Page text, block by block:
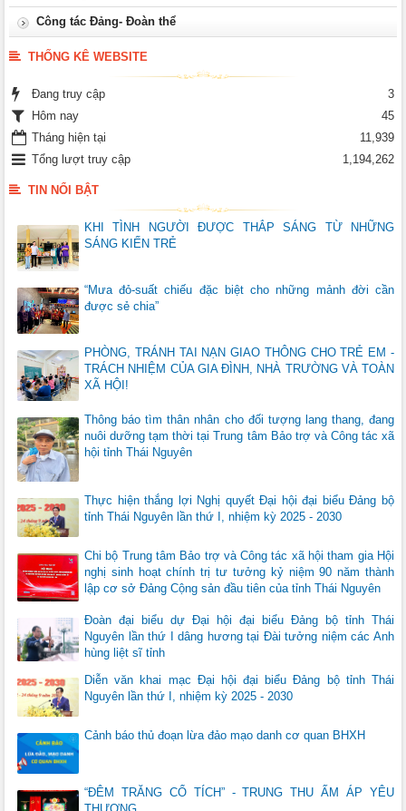
Công tác Đảng- Đoàn thể
THỐNG KÊ WEBSITE
Đang truy cập
3
Hôm nay
45
Tháng hiện tại
11,939
Tổng lượt truy cập
1,194,262
TIN NỔI BẬT
KHI TÌNH NGƯỜI ĐƯỢC THẮP SÁNG TỪ NHỮNG
SÁNG KIẾN TRẺ
“Mưa đỏ-suất chiếu đặc biệt cho những mảnh đời cần
được sẻ chia”
PHÒNG, TRÁNH TAI NẠN GIAO THÔNG CHO TRẺ EM -
TRÁCH NHIỆM CỦA GIA ĐÌNH, NHÀ TRƯỜNG VÀ TOÀN
XÃ HỘI!
Thông báo tìm thân nhân cho đối tượng lang thang, đang
nuôi dưỡng tạm thời tại Trung tâm Bảo trợ và Công tác xã
hội tỉnh Thái Nguyên
Thực hiện thắng lợi Nghị quyết Đại hội đại biểu Đảng bộ
tỉnh Thái Nguyên lần thứ I, nhiệm kỳ 2025 - 2030
Chi bộ Trung tâm Bảo trợ và Công tác xã hội tham gia Hội
nghị sinh hoạt chính trị tư tưởng kỷ niệm 90 năm thành
lập cơ sở Đảng Cộng sản đầu tiên của tỉnh Thái Nguyên
Đoàn đại biểu dự Đại hội đại biểu Đảng bộ tỉnh Thái
Nguyên lần thứ I dâng hương tại Đài tưởng niệm các Anh
hùng liệt sĩ tỉnh
Diễn văn khai mạc Đại hội đại biểu Đảng bộ tỉnh Thái
Nguyên lần thứ I, nhiệm kỳ 2025 - 2030
Cảnh báo thủ đoạn lừa đảo mạo danh cơ quan BHXH
“ĐÊM TRĂNG CỔ TÍCH” - TRUNG THU ẤM ÁP YÊU